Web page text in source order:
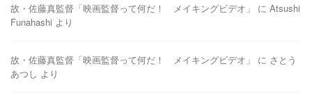
故・佐藤真監督「映画監督って何だ！ メイキングビデオ」 に Atsushi
Funahashi より
故・佐藤真監督「映画監督って何だ！ メイキングビデオ」 に さとう
あつし より